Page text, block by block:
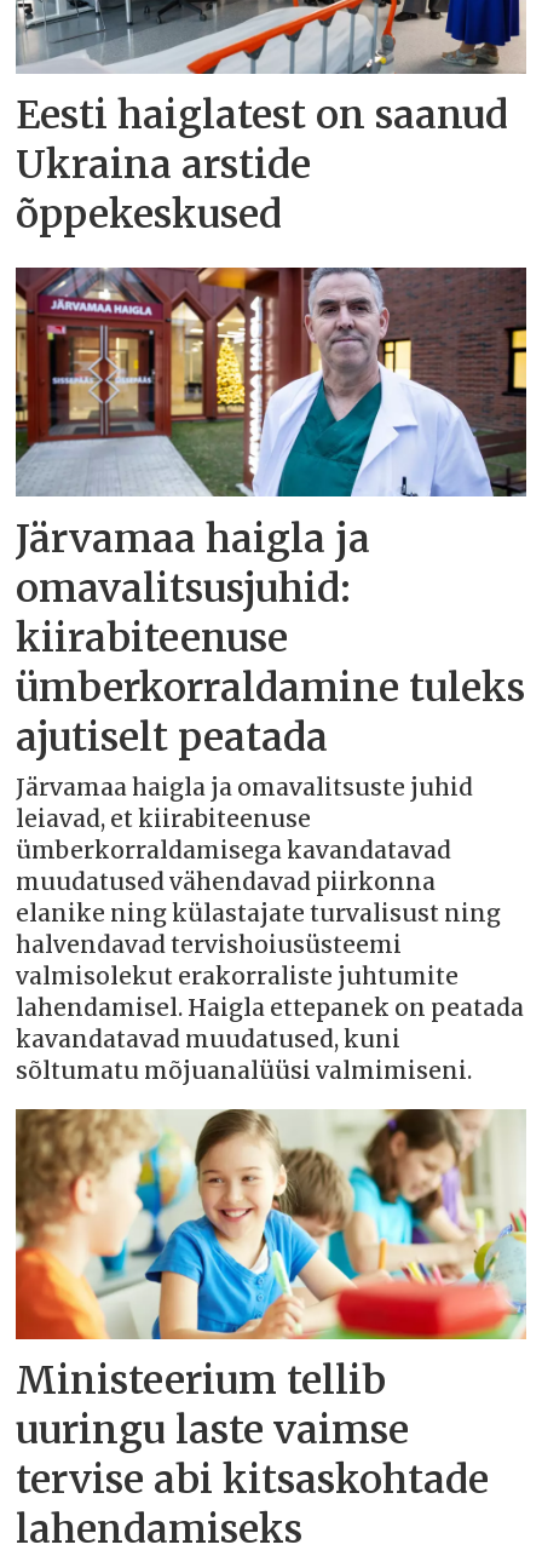
Eesti haiglatest on saanud
Ukraina arstide
õppekeskused
Järvamaa haigla ja
omavalitsusjuhid:
kiirabiteenuse
ümberkorraldamine tuleks
ajutiselt peatada
Järvamaa haigla ja omavalitsuste juhid
leiavad, et kiirabiteenuse
ümberkorraldamisega kavandatavad
muudatused vähendavad piirkonna
elanike ning külastajate turvalisust ning
halvendavad tervishoiusüsteemi
valmisolekut erakorraliste juhtumite
lahendamisel. Haigla ettepanek on peatada
kavandatavad muudatused, kuni
sõltumatu mõjuanalüüsi valmimiseni.
Ministeerium tellib
uuringu laste vaimse
tervise abi kitsaskohtade
lahendamiseks